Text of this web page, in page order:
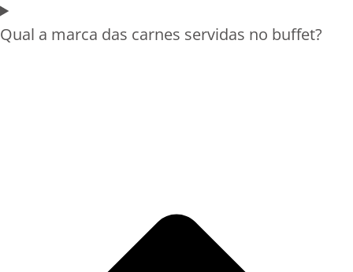
Qual a marca das carnes servidas no buffet?